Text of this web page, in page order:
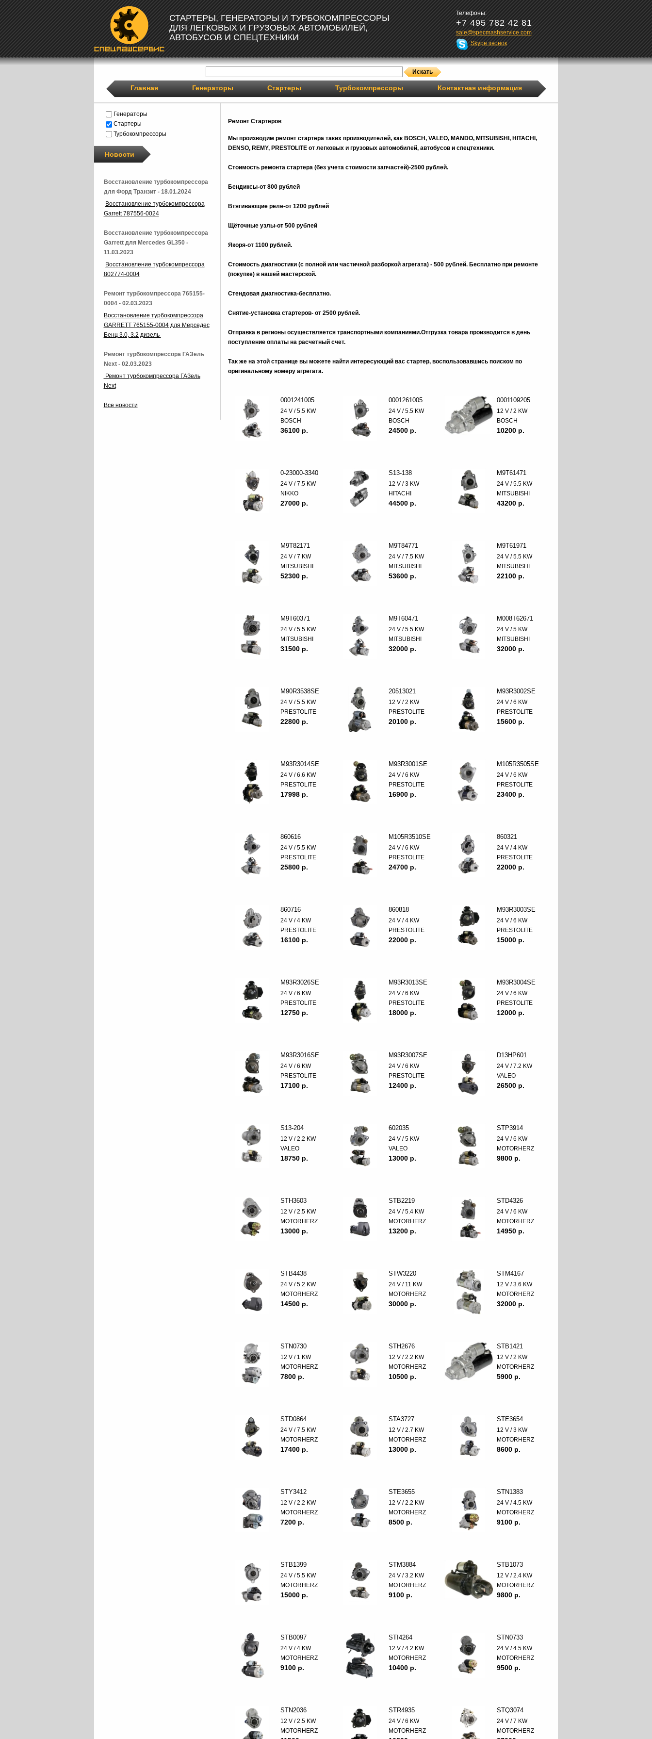
СТАРТЕРЫ, ГЕНЕРАТОРЫ И ТУРБОКОМПРЕССОРЫ
ДЛЯ ЛЕГКОВЫХ И ГРУЗОВЫХ АВТОМОБИЛЕЙ,
АВТОБУСОВ И СПЕЦТЕХНИКИ
Телефоны:
+7 495 782 42 81
sale@specmashservice.com
Skype звонок
Главная Генераторы Стартеры Турбокомпрессоры Контактная информация
Ремонт Стартеров
Мы производим ремонт стартера таких производителей, как BOSCH, VALEO, MANDO, MITSUBISHI, HITACHI,
DENSO, REMY, PRESTOLITE от легковых и грузовых автомобилей, автобусов и спецтехники.
Стоимость ремонта стартера (без учета стоимости запчастей)-2500 рублей.
Бендиксы-от 800 рублей
Втягивающие реле-от 1200 рублей
Щёточные узлы-от 500 рублей
Якоря-от 1100 рублей.
Стоимость диагностики (с полной или частичной разборкой агрегата) - 500 рублей. Бесплатно при ремонте
(покупке) в нашей мастерской.
Стендовая диагностика-бесплатно.
Снятие-установка стартеров- от 2500 рублей.
Отправка в регионы осуществляется транспортными компаниями.Отгрузка товара производится в день
поступление оплаты на расчетный счет.
Так же на этой странице вы можете найти интересующий вас стартер, воспользовавшись поиском по
оригинальному номеру агрегата.
0001241005
24 V / 5.5 KW
BOSCH
36100 p.
0001261005
24 V / 5.5 KW
BOSCH
24500 p.
0001109205
12 V / 2 KW
BOSCH
10200 p.
0-23000-3340
24 V / 7.5 KW
NIKKO
27000 p.
S13-138
12 V / 3 KW
HITACHI
44500 p.
M9T61471
24 V / 5.5 KW
MITSUBISHI
43200 p.
M9T82171
24 V / 7 KW
MITSUBISHI
52300 p.
M9T84771
24 V / 7.5 KW
MITSUBISHI
53600 p.
M9T61971
24 V / 5.5 KW
MITSUBISHI
22100 p.
M9T60371
24 V / 5.5 KW
MITSUBISHI
31500 p.
M9T60471
24 V / 5.5 KW
MITSUBISHI
32000 p.
M008T62671
24 V / 5 KW
MITSUBISHI
32000 p.
M90R3538SE
24 V / 5.5 KW
PRESTOLITE
22800 p.
20513021
12 V / 2 KW
PRESTOLITE
20100 p.
M93R3002SE
24 V / 6 KW
PRESTOLITE
15600 p.
M93R3014SE
24 V / 6.6 KW
PRESTOLITE
17998 p.
M93R3001SE
24 V / 6 KW
PRESTOLITE
16900 p.
M105R3505SE
24 V / 6 KW
PRESTOLITE
23400 p.
860616
24 V / 5.5 KW
PRESTOLITE
25800 p.
M105R3510SE
24 V / 6 KW
PRESTOLITE
24700 p.
860321
24 V / 4 KW
PRESTOLITE
22000 p.
860716
24 V / 4 KW
PRESTOLITE
16100 p.
860818
24 V / 4 KW
PRESTOLITE
22000 p.
M93R3003SE
24 V / 6 KW
PRESTOLITE
15000 p.
M93R3026SE
24 V / 6 KW
PRESTOLITE
12750 p.
M93R3013SE
24 V / 6 KW
PRESTOLITE
18000 p.
M93R3004SE
24 V / 6 KW
PRESTOLITE
12000 p.
M93R3016SE
24 V / 6 KW
PRESTOLITE
17100 p.
M93R3007SE
24 V / 6 KW
PRESTOLITE
12400 p.
D13HP601
24 V / 7.2 KW
VALEO
26500 p.
S13-204
12 V / 2.2 KW
VALEO
18750 p.
602035
24 V / 5 KW
VALEO
13000 p.
STP3914
24 V / 6 KW
MOTORHERZ
9800 p.
STH3603
12 V / 2.5 KW
MOTORHERZ
13000 p.
STB2219
24 V / 5.4 KW
MOTORHERZ
13200 p.
STD4326
24 V / 6 KW
MOTORHERZ
14950 p.
STB4438
24 V / 5.2 KW
MOTORHERZ
14500 p.
STW3220
24 V / 11 KW
MOTORHERZ
30000 p.
STM4167
12 V / 3.6 KW
MOTORHERZ
32000 p.
STN0730
12 V / 1 KW
MOTORHERZ
7800 p.
STH2676
12 V / 2.2 KW
MOTORHERZ
10500 p.
STB1421
12 V / 2 KW
MOTORHERZ
5900 p.
STD0864
24 V / 7.5 KW
MOTORHERZ
17400 p.
STA3727
12 V / 2.7 KW
MOTORHERZ
13000 p.
STE3654
12 V / 3 KW
MOTORHERZ
8600 p.
STY3412
12 V / 2.2 KW
MOTORHERZ
7200 p.
STE3655
12 V / 2.2 KW
MOTORHERZ
8500 p.
STN1383
24 V / 4.5 KW
MOTORHERZ
9100 p.
STB1399
24 V / 5.5 KW
MOTORHERZ
15000 p.
STM3884
24 V / 3.2 KW
MOTORHERZ
9100 p.
STB1073
12 V / 2.4 KW
MOTORHERZ
9800 p.
STB0097
24 V / 4 KW
MOTORHERZ
9100 p.
STI4264
12 V / 4.2 KW
MOTORHERZ
10400 p.
STN0733
24 V / 4.5 KW
MOTORHERZ
9500 p.
STN2036
12 V / 2.5 KW
MOTORHERZ
STR4935
24 V / 6 KW
MOTORHERZ
STQ3074
24 V / 7 KW
MOTORHERZ
Генераторы
Стартеры
Турбокомпрессоры
Новости
Восстановление турбокомпрессора
для Форд Транзит - 18.01.2024
Восстановление турбокомпрессора
Garrett 787556-0024
Восстановление турбокомпрессора
Garrett для Mercedes GL350 -
11.03.2023
Восстановление турбокомпрессора
802774-0004
Ремонт турбокомпрессора 765155-
0004 - 02.03.2023
Восстановление турбокомпрессора
GARRETT 765155-0004 для Мерседес
Бенц 3.0, 3.2 дизель
Ремонт турбокомпрессора ГАЗель
Next - 02.03.2023
Ремонт турбокомпрессора ГАЗель
Next
Все новости